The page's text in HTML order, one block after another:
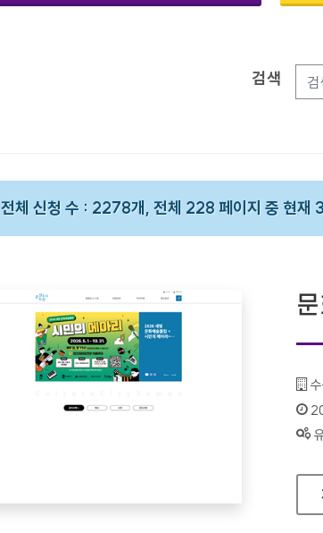
검색
전체 신청 수 : 2278개, 전체 228 페이지 중 현재